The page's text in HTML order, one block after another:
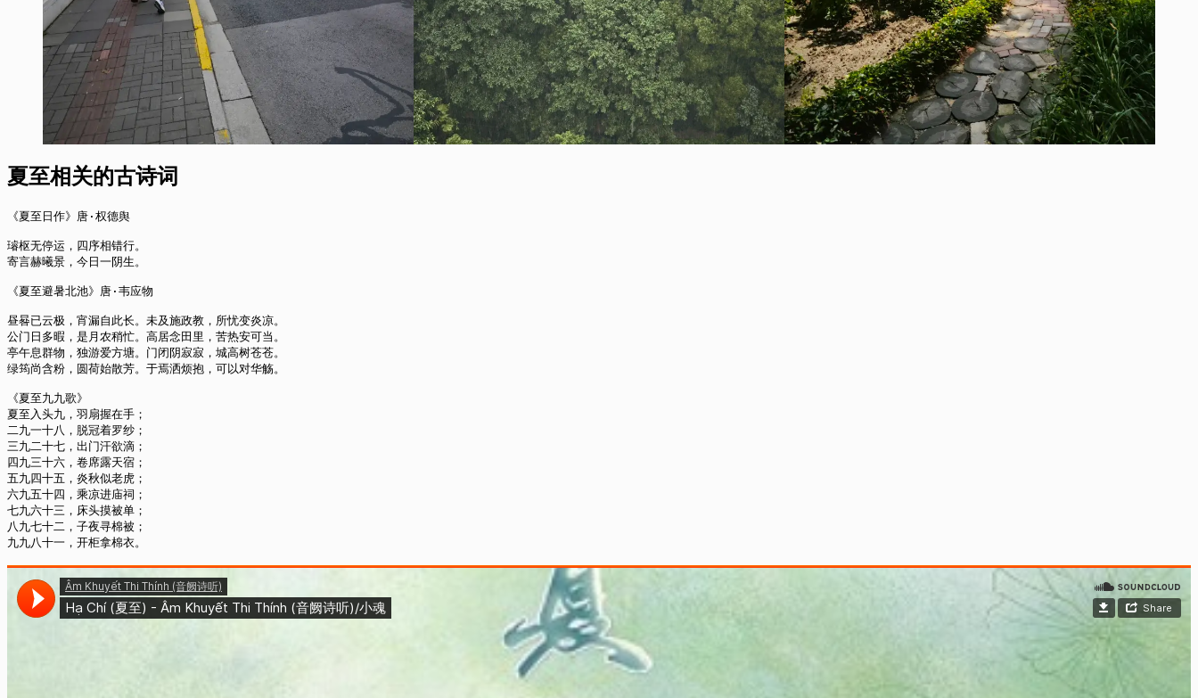
夏至相关的古诗词
《夏至日作》唐·权德舆
璿枢无停运，四序相错行。
寄言赫曦景，今日一阴生。
《夏至避暑北池》唐·韦应物
昼晷已云极，宵漏自此长。未及施政教，所忧变炎凉。
公门日多暇，是月农稍忙。高居念田里，苦热安可当。
亭午息群物，独游爱方塘。门闭阴寂寂，城高树苍苍。
绿筠尚含粉，圆荷始散芳。于焉洒烦抱，可以对华觞。
《夏至九九歌》
夏至入头九，羽扇握在手；
二九一十八，脱冠着罗纱；
三九二十七，出门汗欲滴；
四九三十六，卷席露天宿；
五九四十五，炎秋似老虎；
六九五十四，乘凉进庙祠；
七九六十三，床头摸被单；
八九七十二，子夜寻棉被；
九九八十一，开柜拿棉衣。